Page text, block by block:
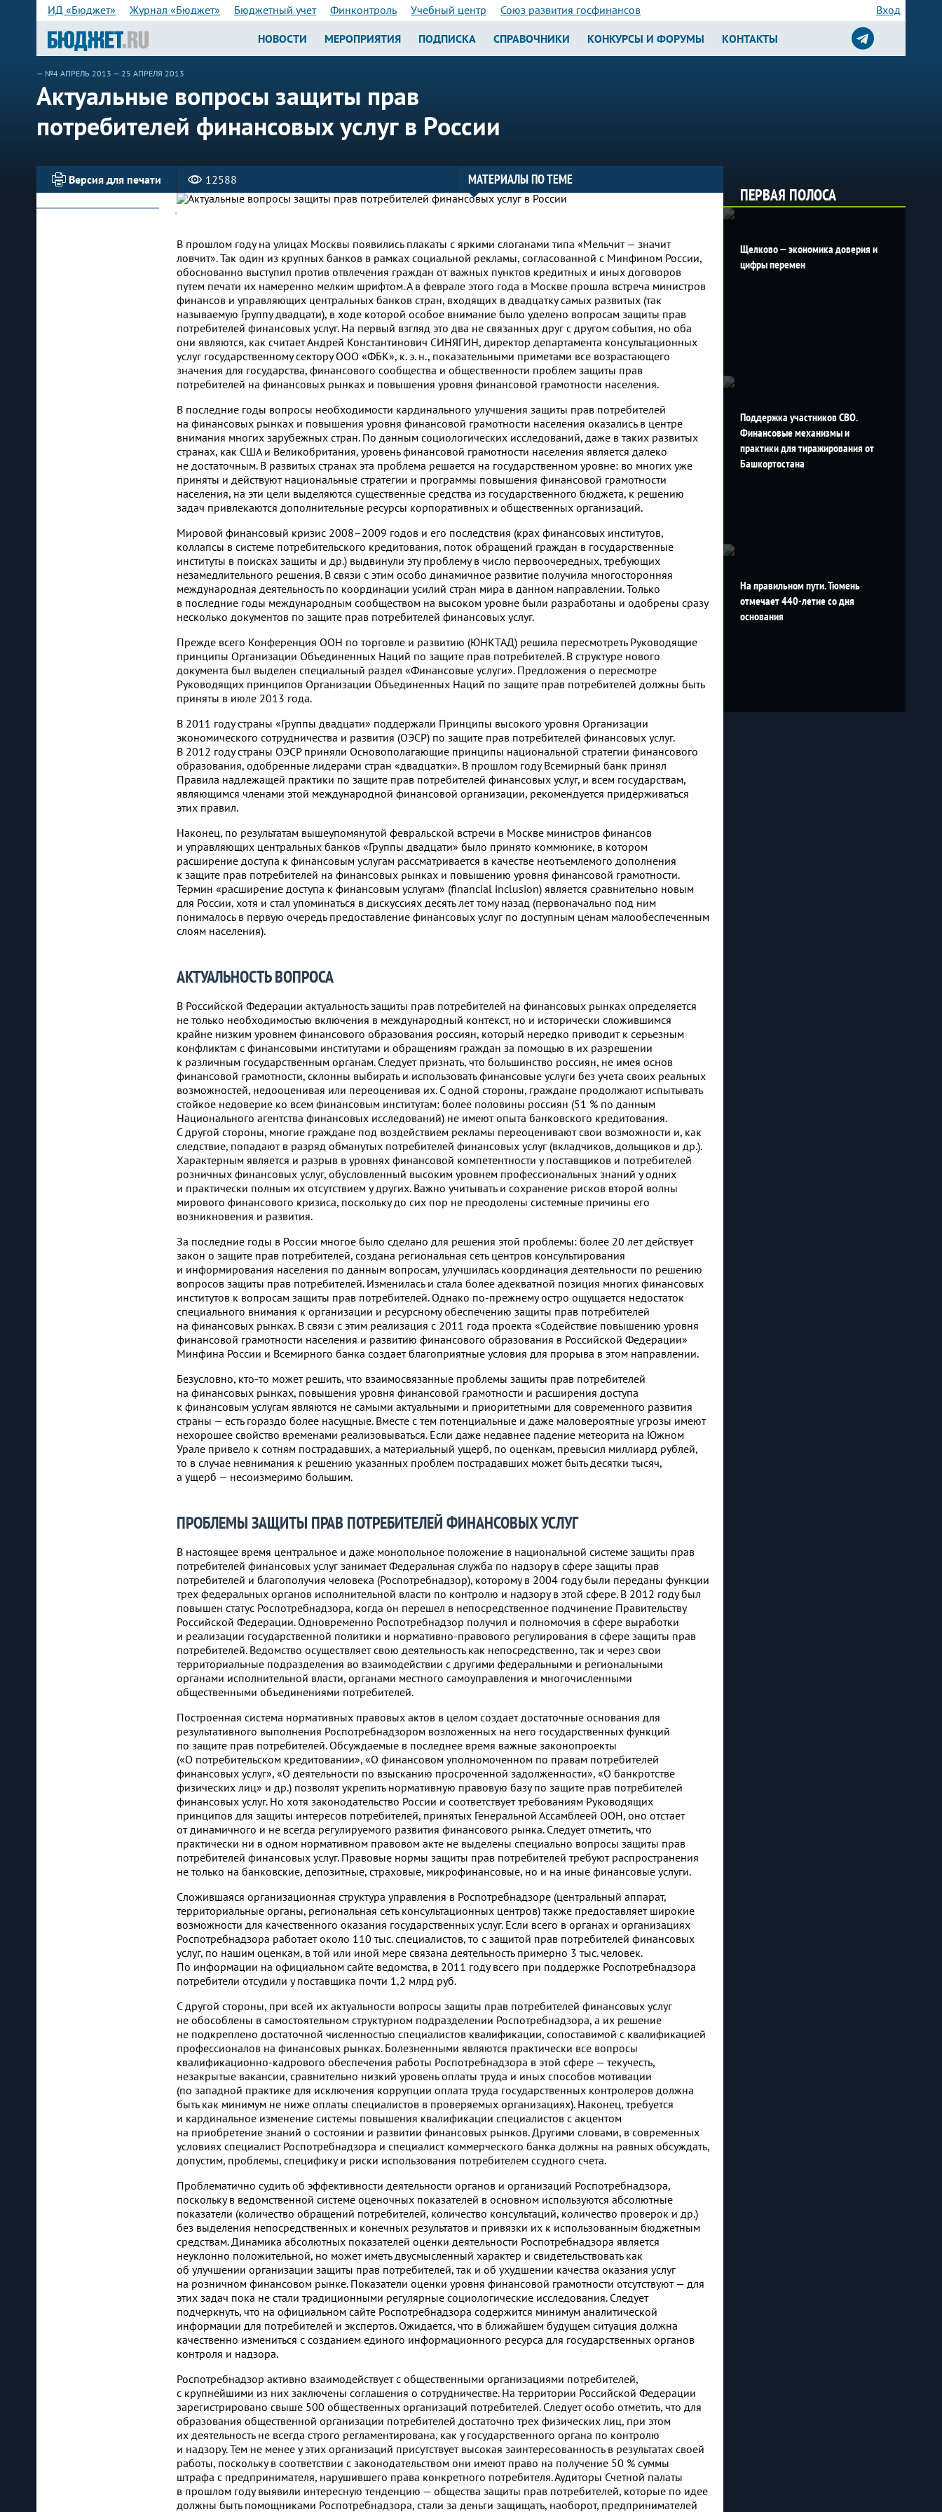
ИД «Бюджет» Журнал «Бюджет» Бюджетный учет Финконтроль Учебный центр Союз развития госфинансов Вход
НОВОСТИ МЕРОПРИЯТИЯ ПОДПИСКА СПРАВОЧНИКИ КОНКУРСЫ И ФОРУМЫ КОНТАКТЫ
— №4 АПРЕЛЬ 2013 — 25 АПРЕЛЯ 2013
Актуальные вопросы защиты прав
потребителей финансовых услуг в России
Версия для печати 12588 МАТЕРИАЛЫ ПО ТЕМЕ
В прошлом году на улицах Москвы появились плакаты с яркими слоганами типа «Мельчит — значит
ловчит». Так один из крупных банков в рамках социальной рекламы, согласованной с Минфином России,
обоснованно выступил против отвлечения граждан от важных пунктов кредитных и иных договоров
путем печати их намеренно мелким шрифтом. А в феврале этого года в Москве прошла встреча министров
финансов и управляющих центральных банков стран, входящих в двадцатку самых развитых (так
называемую Группу двадцати), в ходе которой особое внимание было уделено вопросам защиты прав
потребителей финансовых услуг. На первый взгляд это два не связанных друг с другом события, но оба
они являются, как считает Андрей Константинович СИНЯГИН, директор департамента консультационных
услуг государственному сектору ООО «ФБК», к. э. н., показательными приметами все возрастающего
значения для государства, финансового сообщества и общественности проблем защиты прав
потребителей на финансовых рынках и повышения уровня финансовой грамотности населения.
В последние годы вопросы необходимости кардинального улучшения защиты прав потребителей
на финансовых рынках и повышения уровня финансовой грамотности населения оказались в центре
внимания многих зарубежных стран. По данным социологических исследований, даже в таких развитых
странах, как США и Великобритания, уровень финансовой грамотности населения является далеко
не достаточным. В развитых странах эта проблема решается на государственном уровне: во многих уже
приняты и действуют национальные стратегии и программы повышения финансовой грамотности
населения, на эти цели выделяются существенные средства из государственного бюджета, к решению
задач привлекаются дополнительные ресурсы корпоративных и общественных организаций.
Мировой финансовый кризис 2008–2009 годов и его последствия (крах финансовых институтов,
коллапсы в системе потребительского кредитования, поток обращений граждан в государственные
институты в поисках защиты и др.) выдвинули эту проблему в число перво­очередных, требующих
незамедлительного решения. В связи с этим особо динамичное развитие получила многосторонняя
международная деятельность по координации усилий стран мира в данном направлении. Только
в последние годы международным сообществом на высоком уровне были разработаны и одобрены сразу
несколько документов по защите прав потребителей финансовых услуг.
Прежде всего Конференция ООН по торговле и развитию (ЮНКТАД) решила пересмотреть Руководящие
принципы Организации Объединенных Наций по защите прав потребителей. В структуре нового
документа был выделен специальный раздел «Финансовые услуги». Предложения о пересмотре
Руководящих принципов Организации Объединенных Наций по защите прав потребителей должны быть
приняты в июле 2013 года.
В 2011 году страны «Группы двадцати» поддержали Принципы высокого уровня Организации
экономического сотрудничества и развития (ОЭСР) по защите прав потребителей финансовых услуг.
В 2012 году страны ОЭСР приняли Основополагающие принципы национальной стратегии финансового
образования, одобренные лидерами стран «двадцатки». В прошлом году Всемирный банк принял
Правила надлежащей практики по защите прав потребителей финансовых услуг, и всем государствам,
являющимся членами этой международной финансовой организации, рекомендуется придерживаться
этих правил.
Наконец, по результатам вышеупомянутой февральской встречи в Москве министров финансов
и управляющих центральных банков «Группы двадцати» было принято коммюнике, в котором
расширение доступа к финансовым услугам рассматривается в качестве неотъемлемого дополнения
к защите прав потребителей на финансовых рынках и повышению уровня финансовой грамотности.
Термин «расширение доступа к финансовым услугам» (financial inclusion) является сравнительно новым
для России, хотя и стал упоминаться в дискуссиях десять лет тому назад (первоначально под ним
понималось в первую очередь предоставление финансовых услуг по доступным ценам малообеспеченным
слоям населения).
АКТУАЛЬНОСТЬ ВОПРОСА
В Российской Федерации актуальность защиты прав потребителей на финансовых рынках определяется
не только необходимостью включения в международный контекст, но и исторически сложившимся
крайне низким уровнем финансового образования россиян, который нередко приводит к серьезным
конфликтам с финансовыми институтами и обращениям граждан за помощью в их разрешении
к различным государственным органам. Следует признать, что большинство россиян, не имея основ
финансовой грамотности, склонны выбирать и использовать финансовые услуги без учета своих реальных
возможностей, недооценивая или переоценивая их. С одной стороны, граждане продолжают испытывать
стойкое недоверие ко всем финансовым институтам: более половины россиян (51 % по данным
Национального агентства финансовых исследований) не имеют опыта банковского кредитования.
С другой стороны, многие граждане под воздействием рекламы переоценивают свои возможности и, как
следствие, попадают в разряд обманутых потребителей финансовых услуг (вкладчиков, дольщиков и др.).
Характерным является и разрыв в уровнях финансовой компетентности у поставщиков и потребителей
розничных финансовых услуг, обусловленный высоким уровнем профессиональных знаний у одних
и практически полным их отсутствием у других. Важно учитывать и сохранение рисков второй волны
мирового финансового кризиса, поскольку до сих пор не преодолены системные причины его
возникновения и развития.
За последние годы в России многое было сделано для решения этой проблемы: более 20 лет действует
закон о защите прав потребителей, создана региональная сеть центров консультирования
и информирования населения по данным вопросам, улучшилась координация деятельности по решению
вопросов защиты прав потребителей. Изменилась и стала более адекватной позиция многих финансовых
институтов к вопросам защиты прав потребителей. Однако по-прежнему остро ощущается недостаток
специального внимания к организации и ресурсному обеспечению защиты прав потребителей
на финансовых рынках. В связи с этим реализация с 2011 года проекта «Содействие повышению уровня
финансовой грамотности населения и развитию финансового образования в Российской Федерации»
Минфина России и Всемирного банка создает благоприятные условия для прорыва в этом направлении.
Безусловно, кто-то может решить, что взаимосвязанные проблемы защиты прав потребителей
на финансовых рынках, повышения уровня финансовой грамотности и расширения доступа
к финансовым услугам являются не самыми актуальными и приоритетными для современного развития
страны — есть гораздо более насущные. Вместе с тем потенциальные и даже маловероятные угрозы имеют
нехорошее свойство временами реализовываться. Если даже недавнее падение метеорита на Южном
Урале привело к сотням пострадавших, а материальный ущерб, по оценкам, превысил миллиард рублей,
то в случае невнимания к решению указанных проблем пострадавших может быть десятки тысяч,
а ущерб — несоизмеримо большим.
ПРОБЛЕМЫ ЗАЩИТЫ ПРАВ ПОТРЕБИТЕЛЕЙ ФИНАНСОВЫХ УСЛУГ
В настоящее время центральное и даже монопольное положение в национальной системе защиты прав
потребителей финансовых услуг занимает Федеральная служба по надзору в сфере защиты прав
потребителей и благополучия человека (Роспотребнадзор), которому в 2004 году были переданы функции
трех федеральных органов исполнительной власти по контролю и надзору в этой сфере. В 2012 году был
повышен статус Роспотребнадзора, когда он перешел в непосредственное подчинение Правительству
Российской Федерации. Одновременно Роспотребнадзор получил и полномочия в сфере выработки
и реализации государственной политики и нормативно-правового регулирования в сфере защиты прав
потребителей. Ведомство осуществляет свою деятельность как непосредственно, так и через свои
территориальные подразделения во взаимодействии с другими федеральными и региональными
органами исполнительной власти, органами местного самоуправления и многочисленными
общественными объединениями потребителей.
Построенная система нормативных правовых актов в целом создает достаточные основания для
результативного выполнения Роспотребнадзором возложенных на него государственных функций
по защите прав потребителей. Обсуждаемые в последнее время важные законопроекты
(«О потребительском кредитовании», «О финансовом уполномоченном по правам потребителей
финансовых услуг», «О деятельности по взысканию просроченной задолженности», «О банкротстве
физических лиц» и др.) позволят укрепить нормативную правовую базу по защите прав потребителей
финансовых услуг. Но хотя законодательство России и соответствует требованиям Руководящих
принципов для защиты интересов потребителей, принятых Генеральной Ассамблеей ООН, оно отстает
от динамичного и не всегда регулируемого развития финансового рынка. Следует отметить, что
практически ни в одном нормативном правовом акте не выделены специально вопросы защиты прав
потребителей финансовых услуг. Правовые нормы защиты прав потребителей требуют распространения
не только на банковские, депозитные, страховые, микрофинансовые, но и на иные финансовые услуги.
Сложившаяся организационная структура управления в Роспотребнадзоре (центральный аппарат,
территориальные органы, региональная сеть консультационных центров) также предоставляет широкие
возможности для качественного оказания государственных услуг. Если всего в органах и организациях
Роспотребнадзора работает около 110 тыс. специалистов, то с защитой прав потребителей финансовых
услуг, по нашим оценкам, в той или иной мере связана деятельность примерно 3 тыс. человек.
По информации на официальном сайте ведомства, в 2011 году всего при поддержке Роспотребнадзора
потребители отсудили у поставщика почти 1,2 млрд руб.
С другой стороны, при всей их актуальности вопросы защиты прав потребителей финансовых услуг
не обособлены в самостоятельном структурном подразделении Роспотребнадзора, а их решение
не подкреплено достаточной численностью специалистов квалификации, сопоставимой с квалификацией
профессионалов на финансовых рынках. Болезненными являются практически все вопросы
квалификационно-кадрового обеспечения работы Рос­потребнадзора в этой сфере — текучесть,
незакрытые вакансии, сравнительно низкий уровень оплаты труда и иных способов мотивации
(по западной практике для исключения коррупции оплата труда государственных контролеров должна
быть как минимум не ниже оплаты специалистов в проверяемых организациях). Наконец, требуется
и кардинальное изменение системы повышения квалификации специалистов с акцентом
на приобретение знаний о состоянии и развитии финансовых рынков. Другими словами, в современных
условиях специалист Роспотребнадзора и специалист коммерческого банка должны на равных обсуждать,
допустим, проблемы, специфику и риски использования потребителем ссудного счета.
Проблематично судить об эффективности деятельности органов и организаций Роспотребнадзора,
поскольку в ведомственной системе оценочных показателей в основном используются абсолютные
показатели (количество обращений потребителей, количество консультаций, количество проверок и др.)
без выделения непосредственных и конечных результатов и привязки их к использованным бюджетным
средствам. Динамика абсолютных показателей оценки деятельности Роспотребнадзора является
неуклонно положительной, но может иметь двусмысленный характер и свидетельствовать как
об улучшении организации защиты прав потребителей, так и об ухудшении качества оказания услуг
на розничном финансовом рынке. Показатели оценки уровня финансовой грамотности отсутствуют — для
этих задач пока не стали традиционными регулярные социологические исследования. Следует
подчеркнуть, что на официальном сайте Роспотребнадзора содержится минимум аналитической
информации для потребителей и экспертов. Ожидается, что в ближайшем будущем ситуация должна
качественно измениться с созданием единого информационного ресурса для государственных органов
контроля и надзора.
Роспотребнадзор активно взаимодействует с общественными организациями потребителей,
с крупнейшими из них заключены соглашения о сотрудничестве. На территории Российской Федерации
зарегистрировано свыше 500 общественных организаций потребителей. Следует особо отметить, что для
образования общественной организации потребителей достаточно трех физических лиц, при этом
их деятельность не всегда строго регламентирована, как у государственного органа по контролю
и надзору. Тем не менее у этих организаций присутствует высокая заинтересованность в результатах своей
работы, поскольку в соответствии с законодательством они имеют право на получение 50 % суммы
штрафа с предпринимателя, нарушившего права конкретного потребителя. Аудиторы Счетной палаты
в прошлом году выявили интересную тенденцию — общества защиты прав потребителей, которые по идее
должны быть помощниками Роспотребнадзора, стали за деньги защищать, наоборот, предпринимателей
ПЕРВАЯ ПОЛОСА
Щелково — экономика доверия и
цифры перемен
Поддержка участников СВО.
Финансовые механизмы и
практики для тиражирования от
Башкортостана
На правильном пути. Тюмень
отмечает 440-летие со дня
основания